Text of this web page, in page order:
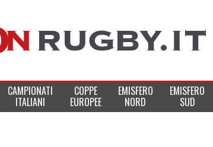
CAMPIONATI
ITALIANI
COPPE
EUROPEE
EMISFERO
NORD
EMISFERO
SUD